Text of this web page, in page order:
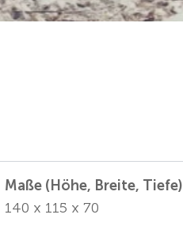
Maße (Höhe, Breite, Tiefe)
140 x 115 x 70